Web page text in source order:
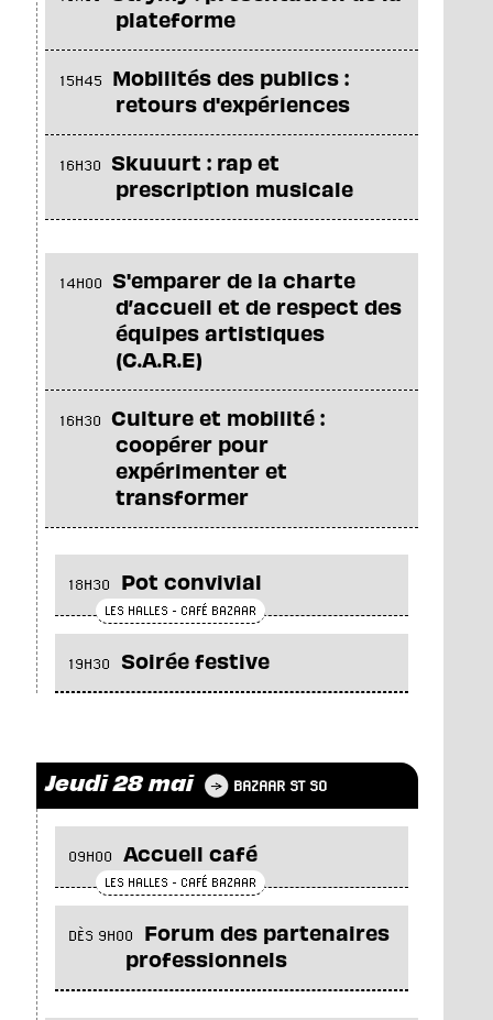
plateforme
15H45
Mobilités des publics :
retours d'expériences
16H30
Skuuurt : rap et
prescription musicale
14H00
S'emparer de la charte
d’accueil et de respect des
équipes artistiques
(C.A.R.E)
16H30
Culture et mobilité :
coopérer pour
expérimenter et
transformer
18H30 Pot convivial
LES HALLES - CAFÉ BAZAAR
19H30 Soirée festive
Jeudi 28 mai BAZAAR ST SO
09H00 Accueil café
LES HALLES - CAFÉ BAZAAR
DÈS 9H00
Forum des partenaires
professionnels